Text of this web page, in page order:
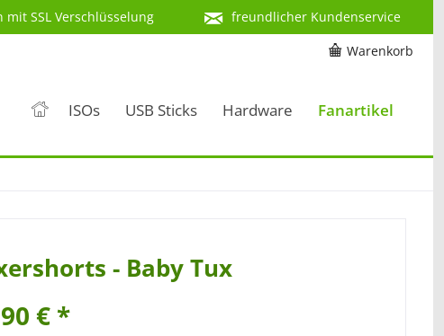
mit SSL Verschlüsselung
freundlicher Kundenservice
Warenkorb
ISOs USB Sticks Hardware Fanartikel
- Baby Tux
€ *